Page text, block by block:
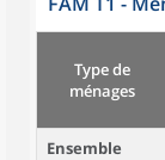
Type de
ménages
Ensemble